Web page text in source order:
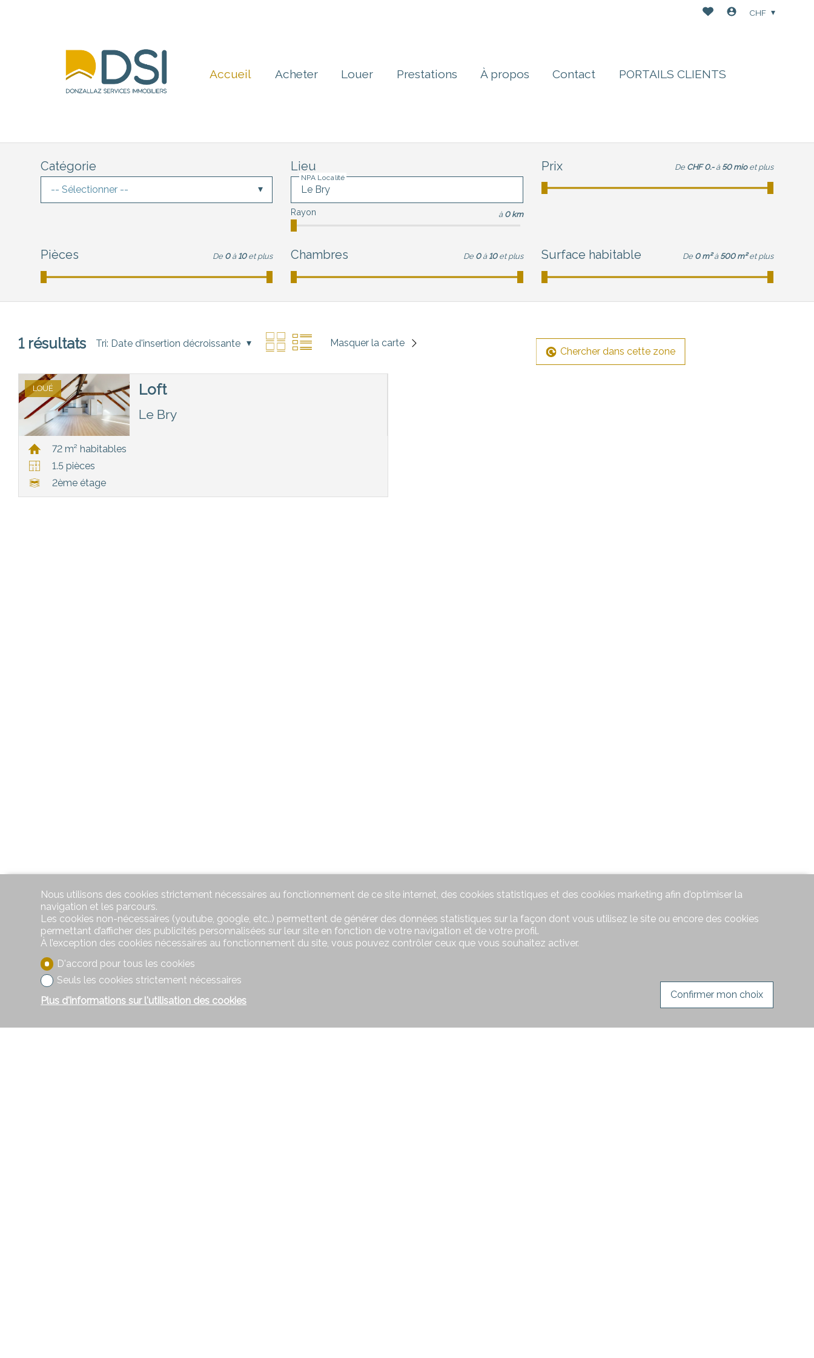
Accueil Acheter Louer Prestations À propos Contact PORTAILS CLIENTS
CHF
Catégorie
-- Sélectionner --
Lieu
NPA Localité
Rayon à 0 km
Prix De CHF 0.- à 50 mio et plus
Pièces De 0 à 10 et plus Chambres De 0 à 10 et plus Surface habitable De 0 m² à 500 m² et plus
1résultats Tri: Date d'insertion décroissante Masquer la carte
LOUÉ Loft
Le Bry
72 m² habitables
1.5 pièces
2ème étage
Chercher dans cette zone
Nous utilisons des cookies strictement nécessaires au fonctionnement de ce site internet, des cookies statistiques et des cookies marketing afin d'optimiser la
navigation et les parcours.
Les cookies non-nécessaires (youtube, google, etc..) permettent de générer des données statistiques sur la façon dont vous utilisez le site ou encore des cookies
permettant d’afficher des publicités personnalisées sur leur site en fonction de votre navigation et de votre profil.
À l’exception des cookies nécessaires au fonctionnement du site, vous pouvez contrôler ceux que vous souhaitez activer.
D'accord pour tous les cookies
Seuls les cookies strictement nécessaires
Plus d'informations sur l'utilisation des cookies
Confirmer mon choix